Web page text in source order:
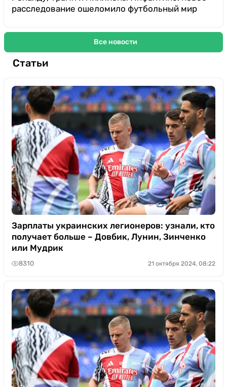
расследование ошеломило футбольный мир
Все новости
Статьи
Зарплаты украинских легионеров: узнали, кто
получает больше – Довбик, Лунин, Зинченко
или Мудрик
8310 21 октября 2024, 08:22